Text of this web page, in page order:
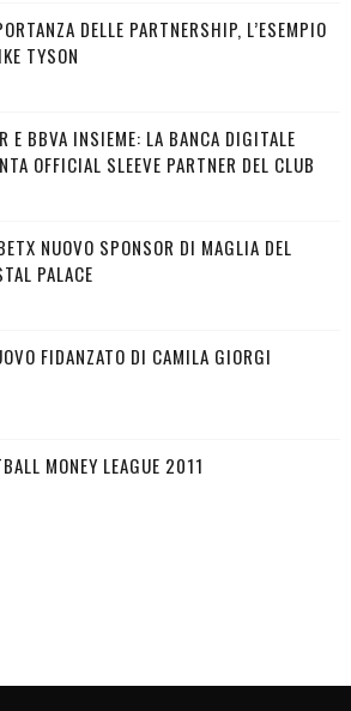
DELLE PARTNERSHIP, L’ESEMPIO
TYSON
E BBVA INSIEME: LA BANCA DIGITALE
OFFICIAL SLEEVE PARTNER DEL CLUB
NUOVO SPONSOR DI MAGLIA DEL
PALACE
FIDANZATO DI CAMILA GIORGI
MONEY LEAGUE 2011